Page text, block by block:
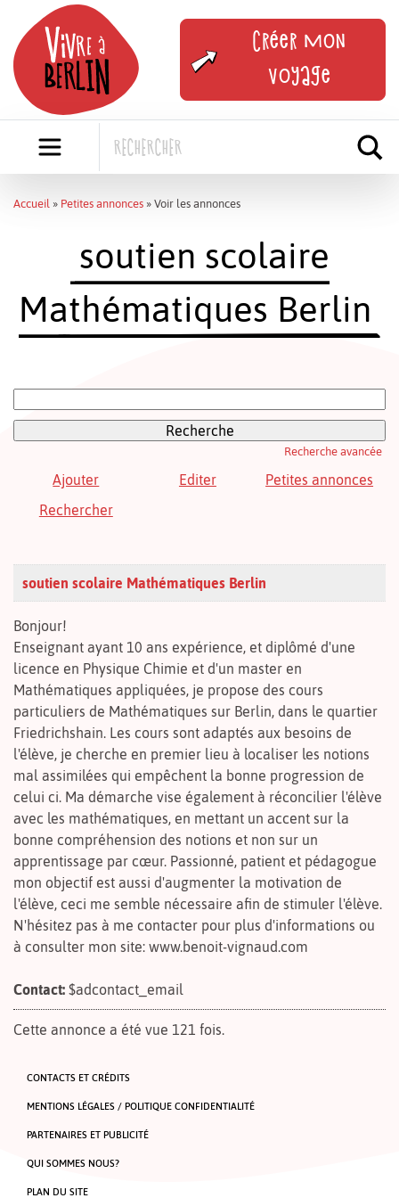
content
Créer mon
voyage
Accueil » Petites annonces » Voir les annonces
soutien scolaire
Mathématiques Berlin
Recherche avancée
Ajouter Editer
Petites annonces
Rechercher
soutien scolaire Mathématiques Berlin
Bonjour!
Enseignant ayant 10 ans expérience, et diplômé d'une
licence en Physique Chimie et d'un master en
Mathématiques appliquées, je propose des cours
particuliers de Mathématiques sur Berlin, dans le quartier
Friedrichshain. Les cours sont adaptés aux besoins de
l'élève, je cherche en premier lieu à localiser les notions
mal assimilées qui empêchent la bonne progression de
celui ci. Ma démarche vise également à réconcilier l'élève
avec les mathématiques, en mettant un accent sur la
bonne compréhension des notions et non sur un
apprentissage par cœur. Passionné, patient et pédagogue
mon objectif est aussi d'augmenter la motivation de
l'élève, ceci me semble nécessaire afin de stimuler l'élève.
N'hésitez pas à me contacter pour plus d'informations ou
à consulter mon site: www.benoit-vignaud.com
Contact: $adcontact_email
Cette annonce a été vue 121 fois.
CONTACTS ET CRÉDITS
MENTIONS LÉGALES / POLITIQUE CONFIDENTIALITÉ
PARTENAIRES ET PUBLICITÉ
QUI SOMMES NOUS?
PLAN DU SITE